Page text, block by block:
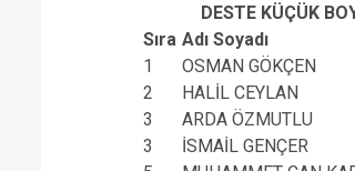
DESTE KÜÇÜK
Sıra Adı Soyadı
1
OSMAN GÖKÇEN
2
HALİL CEYLAN
3
ARDA ÖZMUTLU
3
İSMAİL GENÇER